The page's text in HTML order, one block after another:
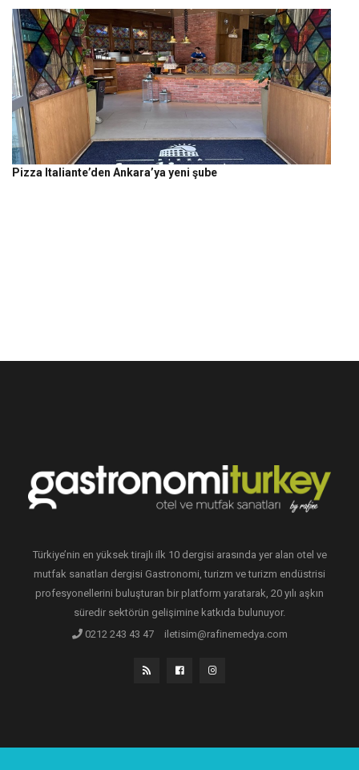
Pizza Italiante’den Ankara’ya yeni şube
Türkiye’nin en yüksek tirajlı ilk 10 dergisi arasında yer alan otel ve
mutfak sanatları dergisi Gastronomi, turizm ve turizm endüstrisi
profesyonellerini buluşturan bir platform yaratarak, 20 yılı aşkın
süredir sektörün gelişimine katkıda bulunuyor.
0212 243 43 47
iletisim@rafinemedya.com